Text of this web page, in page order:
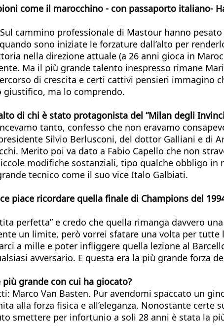
come il marocchino - con passaporto italiano-
cammino professionale di Mastour hanno
sono iniziate le forzature dall’alto per
nella direzione attuale (a 26 anni gioca in
Ma il più grande talento inespresso rimane
di crescita e certi cattivi pensieri immagino
ma lo comprendo.
di chi è stato protagonista del “Milan degli
tanto, confesso che non eravamo
Silvio Berlusconi, del dottor Galliani e di
Merito poi va dato a Fabio Capello che non
modifiche sostanziali, tipo qualche obbligo
tecnico come il suo vice Italo Galbiati.
piace ricordare quella finale di Champions del
perfetta” e credo che quella rimanga davvero
un limite, però vorrei sfatare una volta per
a mille e poter infliggere quella lezione al
avversario. E questa era la più grande forza
grande con cui ha giocato?
Marco Van Basten. Pur avendomi spaccato un
alla forza fisica e all’eleganza. Nonostante
smettere per infortunio a soli 28 anni è stata la